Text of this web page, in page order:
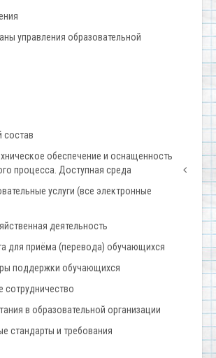
управления образовательной
состав
обеспечение и оснащенность
процесса. Доступная среда
услуги (все электронные
деятельность
для приёма (перевода) обучающихся
поддержки обучающихся
сотрудничество
в образовательной организации
стандарты и требования